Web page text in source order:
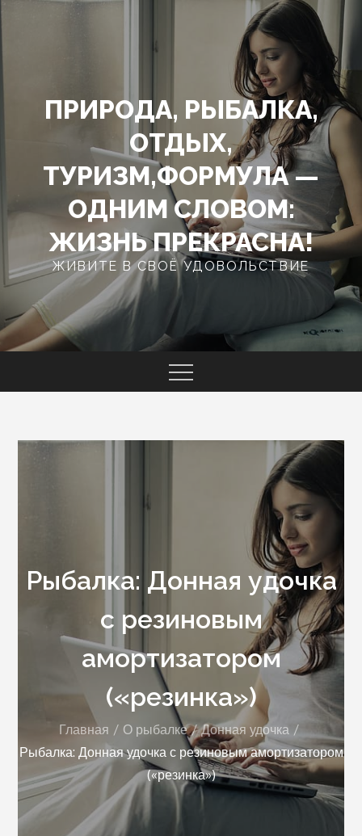
ПРИРОДА, РЫБАЛКА,
ОТДЫХ,
ТУРИЗМ,ФОРМУЛА —
ОДНИМ СЛОВОМ:
ЖИЗНЬ ПРЕКРАСНА!
ЖИВИТЕ В СВОЁ УДОВОЛЬСТВИЕ
Рыбалка: Донная удочка
с резиновым
амортизатором
(«резинка»)
Главная О рыбалке
Донная удочка
Рыбалка: Донная удочка с резиновым амортизатором
(«резинка»)